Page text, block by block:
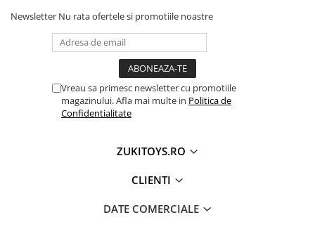
Newsletter Nu rata ofertele si promotiile noastre
Vreau sa primesc newsletter cu promotiile
magazinului. Afla mai multe in Politica de
Confidentialitate
ZUKITOYS.RO
CLIENTI
DATE COMERCIALE